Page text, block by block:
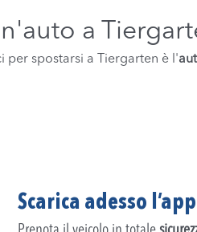
a
per spostarsi a Tiergarten è l'
Scarica adesso